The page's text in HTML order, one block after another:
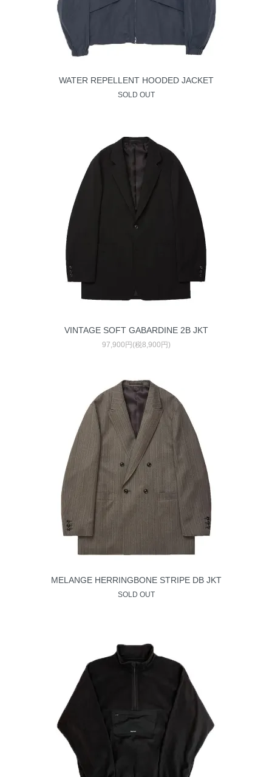
WATER REPELLENT HOODED JACKET
SOLD OUT
VINTAGE SOFT GABARDINE 2B JKT
97,900円(税8,900円)
MELANGE HERRINGBONE STRIPE DB JKT
SOLD OUT